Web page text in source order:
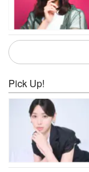
Pick Up!